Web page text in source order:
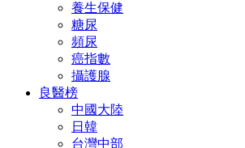
養生保健
糖尿
頻尿
癌指數
攝護腺
良醫榜
中國大陸
日韓
台灣中部